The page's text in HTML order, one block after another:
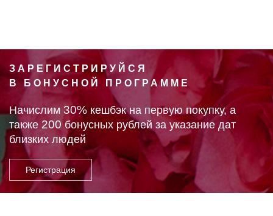
ЗАРЕГИСТРИРУЙСЯ
В БОНУСНОЙ ПРОГРАММЕ
Начислим 30% кешбэк на первую покупку, а
также 200 бонусных рублей за указание дат
близких людей